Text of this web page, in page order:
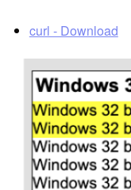
curl - Download